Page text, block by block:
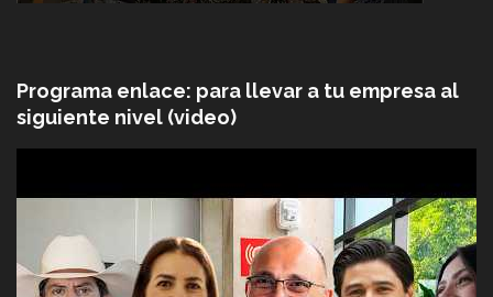
Programa enlace: para llevar a tu empresa al
siguiente nivel (video)